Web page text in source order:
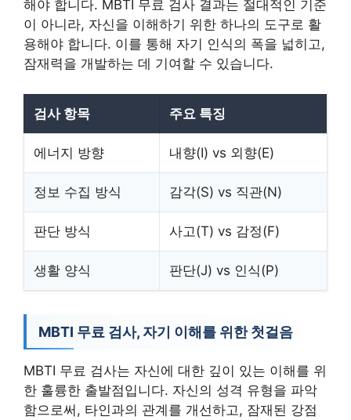
해야 합니다. MBTI 무료 검사 결과는 절대적인 기준
이 아니라, 자신을 이해하기 위한 하나의 도구로 활
용해야 합니다. 이를 통해 자기 인식의 폭을 넓히고,
잠재력을 개발하는 데 기여할 수 있습니다.
검사 항목 주요 특징
에너지 방향 내향(I) vs 외향(E)
정보 수집 방식 감각(S) vs 직관(N)
판단 방식 사고(T) vs 감정(F)
생활 양식 판단(J) vs 인식(P)
MBTI 무료 검사, 자기 이해를 위한 첫걸음
MBTI 무료 검사는 자신에 대한 깊이 있는 이해를 위
한 훌륭한 출발점입니다. 자신의 성격 유형을 파악
함으로써, 타인과의 관계를 개선하고, 잠재된 강점